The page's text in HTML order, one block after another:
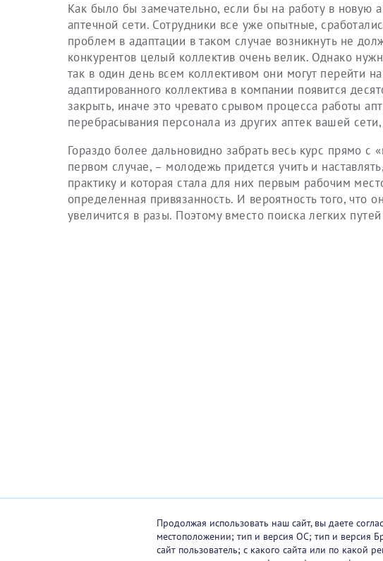
Как было бы замечательно, если бы на работу в новую
аптечной сети. Сотрудники все уже опытные,
проблем в адаптации в таком случае возникнуть не
конкурентов целый коллектив очень велик. Однако
так в один день всем коллективом они могут перейти
адаптированного коллектива в компании появится
закрыть, иначе это чревато срывом процесса работы
перебрасывания персонала из других аптек вашей
Гораздо более дальновидно забрать весь курс прямо с
первом случае, – молодежь придется учить и
практику и которая стала для них первым рабочим
определенная привязанность. И вероятность того, что
увеличится в разы. Поэтому вместо поиска легких
Продолжая использовать наш сайт, вы даете
местоположении; тип и версия ОС; тип и версия
сайт пользователь; с какого сайта или по какой